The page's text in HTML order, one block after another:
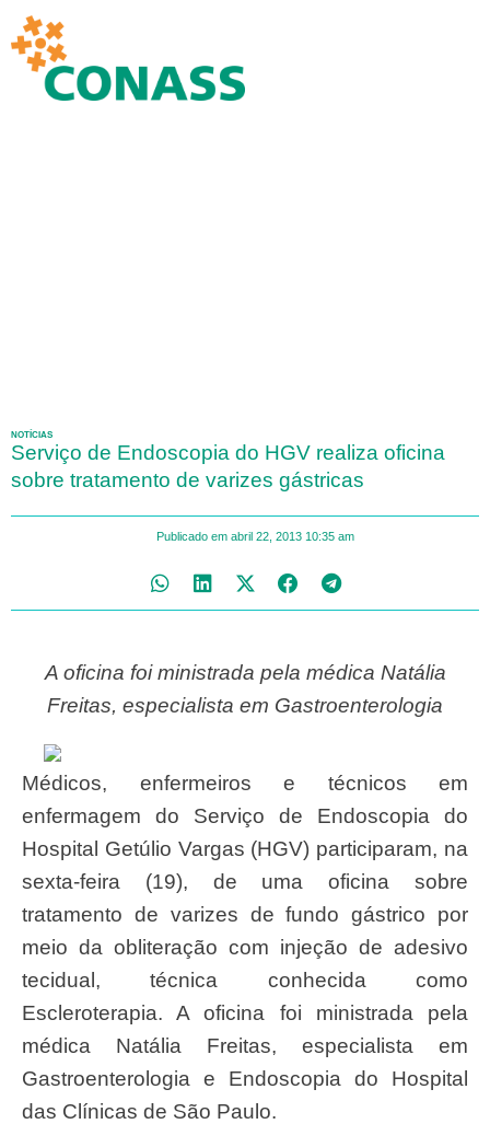
NOTÍCIAS
Serviço de Endoscopia do HGV realiza oficina
sobre tratamento de varizes gástricas
Publicado em abril 22, 2013 10:35 am
A oficina foi ministrada pela médica Natália
Freitas, especialista em Gastroenterologia
Médicos, enfermeiros e técnicos em
enfermagem do Serviço de Endoscopia do
Hospital Getúlio Vargas (HGV) participaram, na
sexta-feira (19), de uma oficina sobre
tratamento de varizes de fundo gástrico por
meio da obliteração com injeção de adesivo
tecidual, técnica conhecida como
Escleroterapia. A oficina foi ministrada pela
médica Natália Freitas, especialista em
Gastroenterologia e Endoscopia do Hospital
das Clínicas de São Paulo.